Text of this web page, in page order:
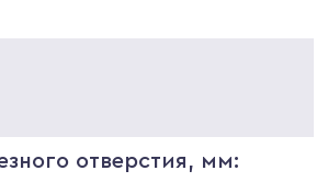
отверстия, мм: